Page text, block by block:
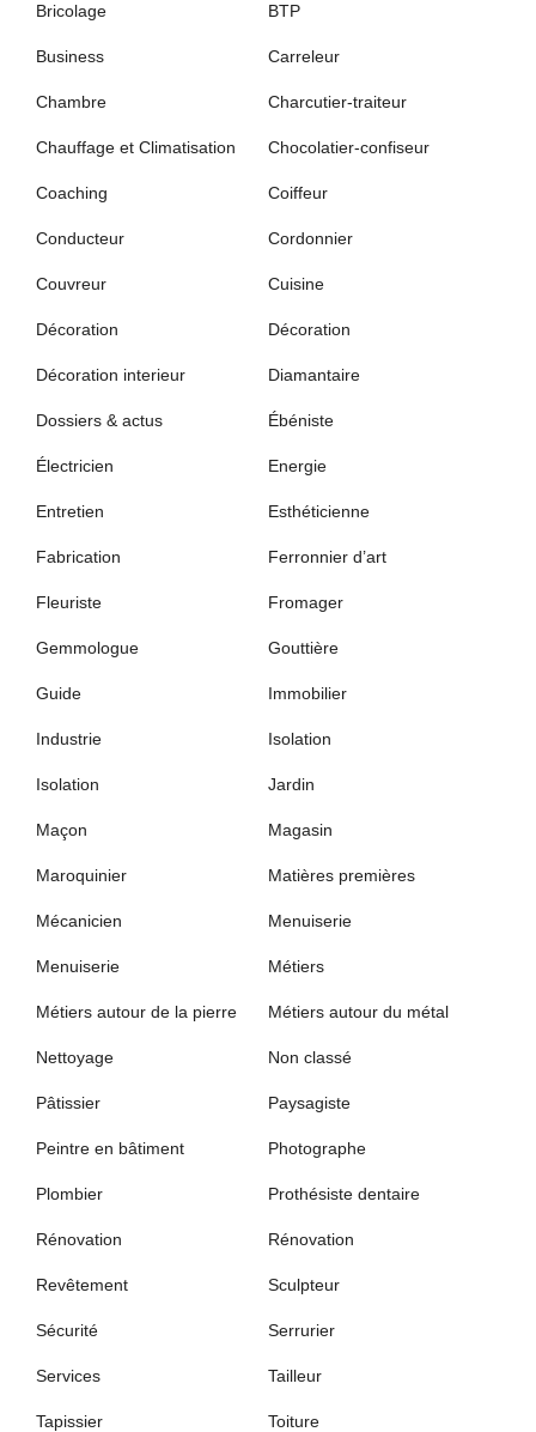
Bricolage BTP
Business Carreleur
Chambre Charcutier-traiteur
Chauffage et Climatisation Chocolatier-confiseur
Coaching Coiffeur
Conducteur Cordonnier
Couvreur Cuisine
Décoration Décoration
Décoration interieur Diamantaire
Dossiers & actus Ébéniste
Électricien Energie
Entretien Esthéticienne
Fabrication Ferronnier d’art
Fleuriste Fromager
Gemmologue Gouttière
Guide Immobilier
Industrie Isolation
Isolation Jardin
Maçon Magasin
Maroquinier Matières premières
Mécanicien Menuiserie
Menuiserie Métiers
Métiers autour de la pierre Métiers autour du métal
Nettoyage Non classé
Pâtissier Paysagiste
Peintre en bâtiment Photographe
Plombier Prothésiste dentaire
Rénovation Rénovation
Revêtement Sculpteur
Sécurité Serrurier
Services Tailleur
Tapissier Toiture